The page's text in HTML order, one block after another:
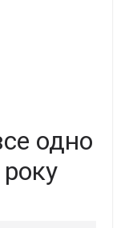
одно